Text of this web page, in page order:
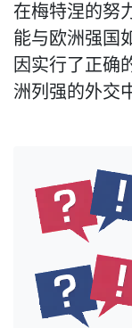
在梅特涅的努
能与欧洲强国
因实行了正确
洲列强的外交